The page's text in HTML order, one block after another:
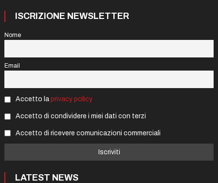
ISCRIZIONE NEWSLETTER
Nome
Email
Accetto la privacy policy
Accetto di condividere i miei dati con terzi
Accetto di ricevere comunicazioni commerciali
LATEST NEWS